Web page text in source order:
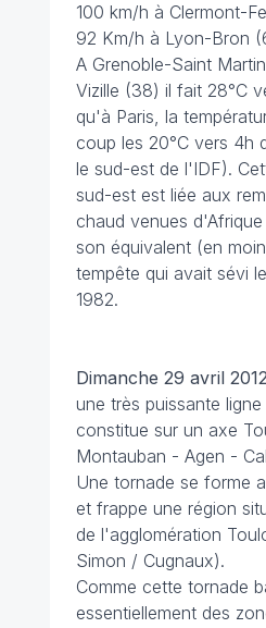
100 km/h à Clermont-
92 Km/h à Lyon-Bron
A Grenoble-Saint
Vizille (38) il fait 28°C
qu'à Paris, la
coup les 20°C vers 4h
le sud-est de l'IDF).
sud-est est liée aux
chaud venues
son équivalent (en
tempête qui avait sévi
1982.
Dimanche 29 avril
une très puissante
constitue sur un axe
Montauban - Agen -
Une tornade se forme
et frappe une région
de l'agglomération
Simon / Cugnaux).
Comme cette tornade
essentiellement des